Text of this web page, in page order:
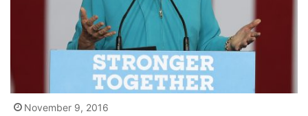
November 9, 2016